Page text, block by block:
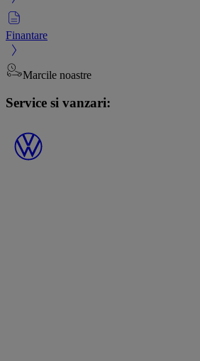
Finantare
Marcile noastre
Service si vanzari: